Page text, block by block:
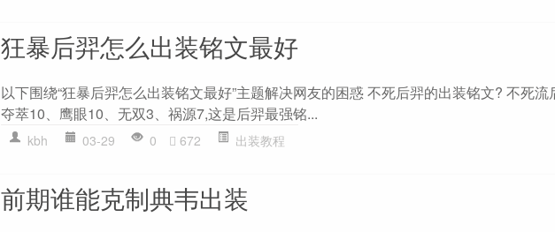
狂暴后羿怎么出装铭文最好
以下围绕“狂暴后羿怎么出装铭文最好”主题解决网友的困惑 不死后羿的出装铭文? 不死流
夺萃10、鹰眼10、无双3、祸源7,这是后羿最强铭...
kbh 03-29 0 672 出装教程
前期谁能克制典韦出装